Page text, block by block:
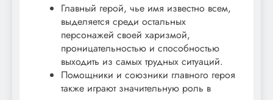
Главный герой, чье имя известно всем,
выделяется среди остальных
персонажей своей харизмой,
проницательностью и способностью
выходить из самых трудных ситуаций.
Помощники и союзники главного героя
также играют значительную роль в